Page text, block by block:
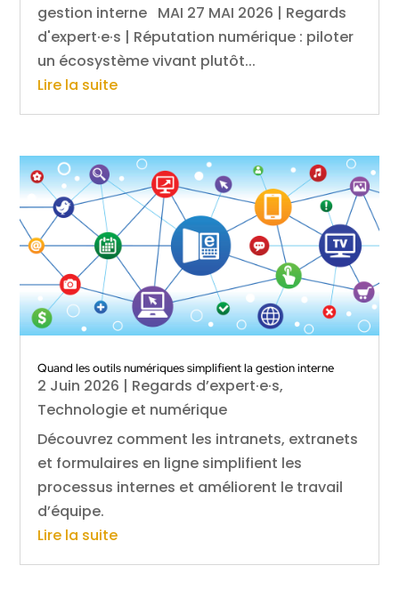
gestion interne MAI 27 MAI 2026 | Regards
d'expert·e·s | Réputation numérique : piloter
un écosystème vivant plutôt...
Lire la suite
Quand les outils numériques simplifient la gestion interne
2 Juin 2026 | Regards d’expert·e·s,
Technologie et numérique
Découvrez comment les intranets, extranets
et formulaires en ligne simplifient les
processus internes et améliorent le travail
d’équipe.
Lire la suite